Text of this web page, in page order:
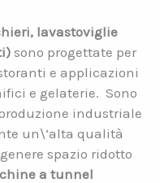
i, lavastoviglie
sono progettate per
e applicazioni
e gelaterie. Sono
industriale
un\’alta qualità
spazio ridotto
a tunnel